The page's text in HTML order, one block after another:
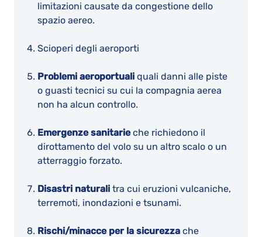
limitazioni causate da congestione dello
spazio aereo.
Scioperi degli aeroporti
Problemi aeroportuali quali danni alle piste
o guasti tecnici su cui la compagnia aerea
non ha alcun controllo.
Emergenze sanitarieche richiedono il
dirottamento del volo su un altro scalo o un
atterraggio forzato.
Disastri naturali tra cui eruzioni vulcaniche,
terremoti, inondazioni e tsunami.
Rischi/minacce per la sicurezza che